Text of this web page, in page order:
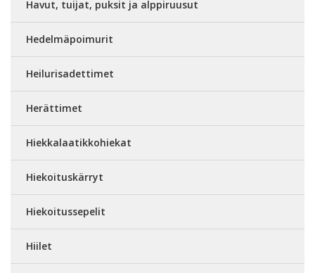
Havut, tuijat, puksit ja alppiruusut
Hedelmäpoimurit
Heilurisadettimet
Herättimet
Hiekkalaatikkohiekat
Hiekoituskärryt
Hiekoitussepelit
Hiilet